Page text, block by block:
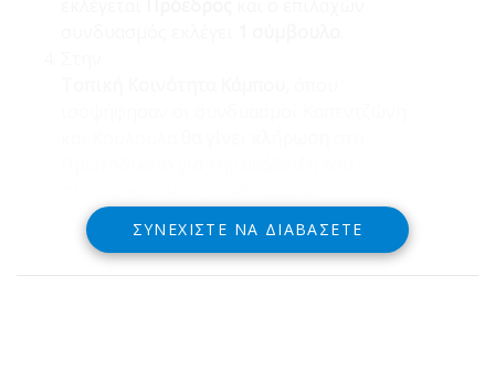
ΣΥΝΕΧΊΣΤΕ ΝΑ ΔΙΑΒΆΣΕΤΕ